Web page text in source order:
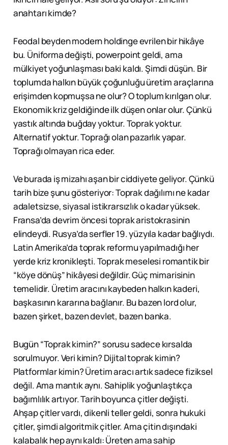
anahtarı kimde?
Feodal beyden modern holdinge evrilen bir hikâye
bu. Üniforma değişti, powerpoint geldi, ama
mülkiyet yoğunlaşması baki kaldı. Şimdi düşün. Bir
toplumda halkın büyük çoğunluğu üretim araçlarına
erişimden kopmuşsa ne olur? O toplum kırılgan olur.
Ekonomik kriz geldiğinde ilk düşen onlar olur. Çünkü
yastık altında buğday yoktur. Toprak yoktur.
Alternatif yoktur. Toprağı olan pazarlık yapar.
Toprağı olmayan rica eder.
Ve burada iş mizahı aşan bir ciddiyete geliyor. Çünkü
tarih bize şunu gösteriyor: Toprak dağılımı ne kadar
adaletsizse, siyasal istikrarsızlık o kadar yüksek.
Fransa’da devrim öncesi toprak aristokrasinin
elindeydi. Rusya’da serfler 19. yüzyıla kadar bağlıydı.
Latin Amerika’da toprak reformu yapılmadığı her
yerde kriz kronikleşti. Toprak meselesi romantik bir
“köye dönüş” hikâyesi değildir. Güç mimarisinin
temelidir. Üretim aracını kaybeden halkın kaderi,
başkasının kararına bağlanır. Bu bazen lord olur,
bazen şirket, bazen devlet, bazen banka.
Bugün “Toprak kimin?” sorusu sadece kırsalda
sorulmuyor. Veri kimin? Dijital toprak kimin?
Platformlar kimin? Üretim aracı artık sadece fiziksel
değil. Ama mantık aynı. Sahiplik yoğunlaştıkça
bağımlılık artıyor. Tarih boyunca çitler değişti.
Ahşap çitler vardı, dikenli teller geldi, sonra hukuki
çitler, şimdi algoritmik çitler. Ama çitin dışındaki
kalabalık hep aynı kaldı: Üreten ama sahip